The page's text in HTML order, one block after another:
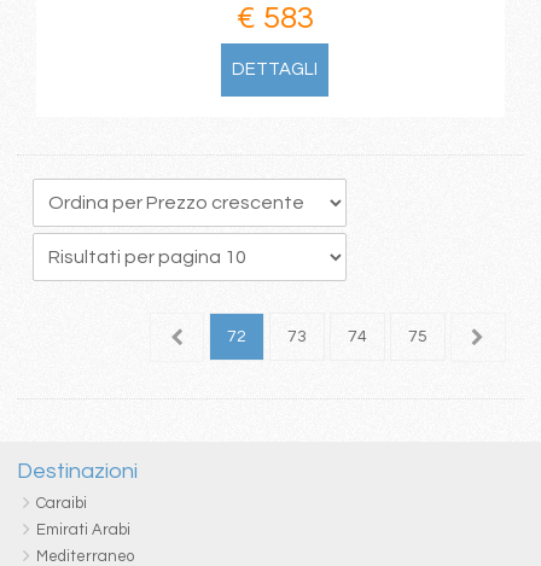
€ 583
DETTAGLI
71 72 73 74 75 76
Destinazioni
Caraibi
Emirati Arabi
Mediterraneo